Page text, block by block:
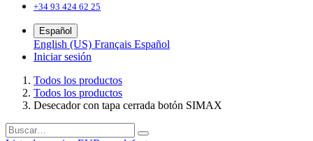
+34 93 424 62 25
Español
English (US) Français Español
Iniciar sesión
Todos los productos
Todos los productos
Desecador con tapa cerrada botón SIMAX